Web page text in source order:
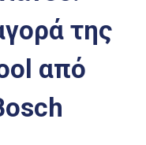
της
από